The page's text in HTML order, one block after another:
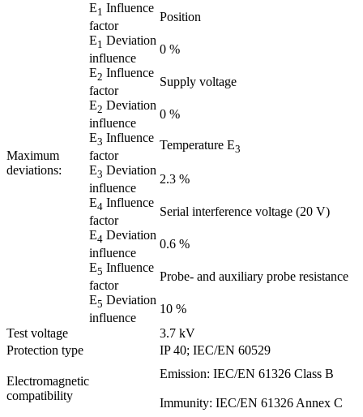
Maximum
deviations:
E1 Influence
factor
Position
E1 Deviation
influence
0 %
E2 Influence
factor
Supply voltage
E2 Deviation
influence
0 %
E3 Influence
factor
Temperature E3
E3 Deviation
influence
2.3 %
E4 Influence
factor
Serial interference voltage (20 V)
E4 Deviation
influence
0.6 %
E5 Influence
factor
Probe- and auxiliary probe resistance
E5 Deviation
influence
10 %
Test voltage
3.7 kV
Protection type
IP 40; IEC/EN 60529
Electromagnetic
compatibility
Emission: IEC/EN 61326 Class B
Immunity: IEC/EN 61326 Annex C